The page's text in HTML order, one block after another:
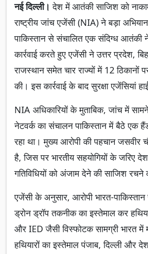
नई दिल्ली। देश में आतंकी साजिश को
राष्ट्रीय जांच एजेंसी (NIA) ने बड़ा
पाकिस्तान से संचालित एक संदिग्ध आतंकी
कार्रवाई करते हुए एजेंसी ने उत्तर प्रदेश,
राजस्थान समेत चार राज्यों में 12 ठिकानों
की। इस कार्रवाई के बाद सुरक्षा एजेंसियां
NIA अधिकारियों के मुताबिक, जांच में
नेटवर्क का संचालन पाकिस्तान में बैठे एक
रहा था। मुख्य आरोपी की पहचान जसवीर
है, जिस पर भारतीय सहयोगियों के जरिए
गतिविधियों को अंजाम देने की साजिश रचने
एजेंसी के अनुसार, आरोपी भारत-पाकिस्तान
ड्रोन ड्रॉप तकनीक का इस्तेमाल कर
और IED जैसी विस्फोटक सामग्री भारत में
हथियारों का इस्तेमाल पंजाब, दिल्ली और